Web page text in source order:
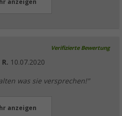
anzeigen
Verifizierte Bewertung
10.07.2020
was sie versprechen!"
anzeigen